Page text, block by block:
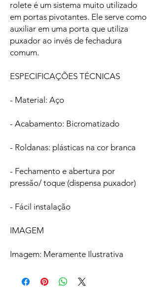
rolete é um sistema muito utilizado
em portas pivotantes. Ele serve como
auxiliar em uma porta que utiliza
puxador ao invés de fechadura
comum.
ESPECIFICAÇÕES TÉCNICAS
- Material: Aço
- Acabamento: Bicromatizado
- Roldanas: plásticas na cor branca
- Fechamento e abertura por
pressão/ toque (dispensa puxador)
- Fácil instalação
IMAGEM
Imagem: Meramente Ilustrativa